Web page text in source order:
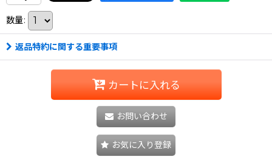
数量:
返品特約に関する重要事項
カートに入れる
お問い合わせ
お気に入り登録